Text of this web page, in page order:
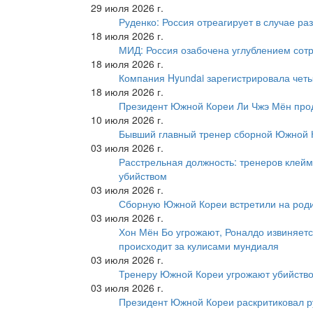
29 июля 2026 г.
Руденко: Россия отреагирует в случае
18 июля 2026 г.
МИД: Россия озабочена углублением
18 июля 2026 г.
Компания Hyundai зарегистрировала
18 июля 2026 г.
Президент Южной Кореи Ли Чжэ Мён
10 июля 2026 г.
Бывший главный тренер сборной Южной
03 июля 2026 г.
Расстрельная должность: тренеров
убийством
03 июля 2026 г.
Сборную Южной Кореи встретили на
03 июля 2026 г.
Хон Мён Бо угрожают, Роналдо
происходит за кулисами мундиаля
03 июля 2026 г.
Тренеру Южной Кореи угрожают
03 июля 2026 г.
Президент Южной Кореи раскритиковал